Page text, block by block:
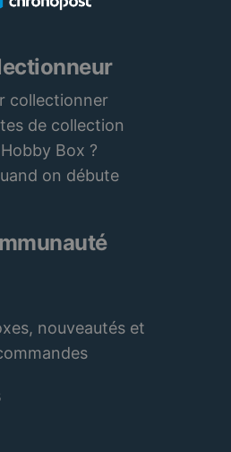
collectionner
de collection
Box ?
on débute
nouveautés et